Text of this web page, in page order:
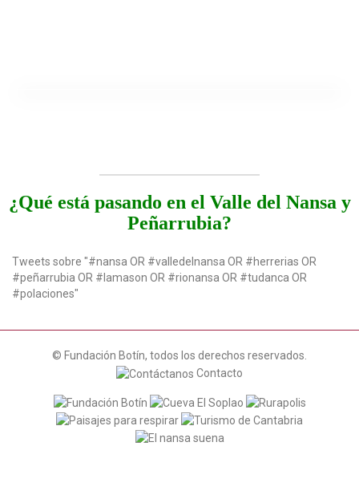
¿Qué está pasando en el Valle del Nansa y
Peñarrubia?
Tweets sobre "#nansa OR #valledelnansa OR #herrerias OR
#peñarrubia OR #lamason OR #rionansa OR #tudanca OR
#polaciones"
© Fundación Botín, todos los derechos reservados.
Contacto